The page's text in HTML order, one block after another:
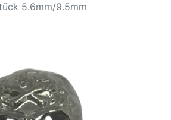
5.6mm/9.5mm